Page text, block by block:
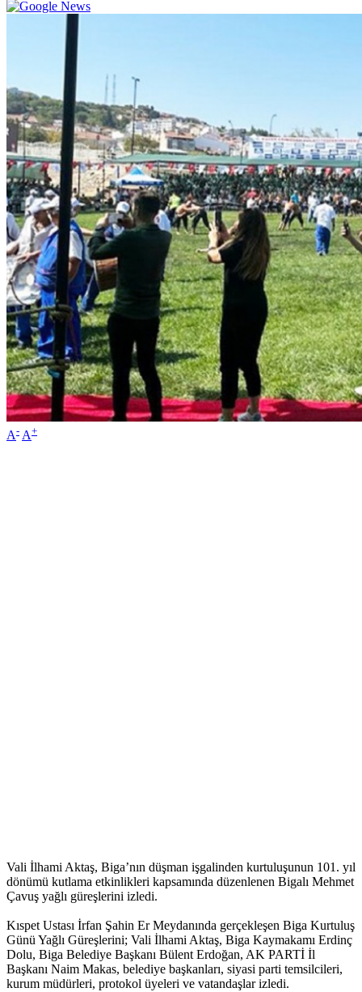
A- A+
Vali İlhami Aktaş, Biga’nın düşman işgalinden kurtuluşunun 101. yıl
dönümü kutlama etkinlikleri kapsamında düzenlenen Bigalı Mehmet
Çavuş yağlı güreşlerini izledi.
Kıspet Ustası İrfan Şahin Er Meydanında gerçekleşen Biga Kurtuluş
Günü Yağlı Güreşlerini; Vali İlhami Aktaş, Biga Kaymakamı Erdinç
Dolu, Biga Belediye Başkanı Bülent Erdoğan, AK PARTİ İl
Başkanı Naim Makas, belediye başkanları, siyasi parti temsilcileri,
kurum müdürleri, protokol üyeleri ve vatandaşlar izledi.